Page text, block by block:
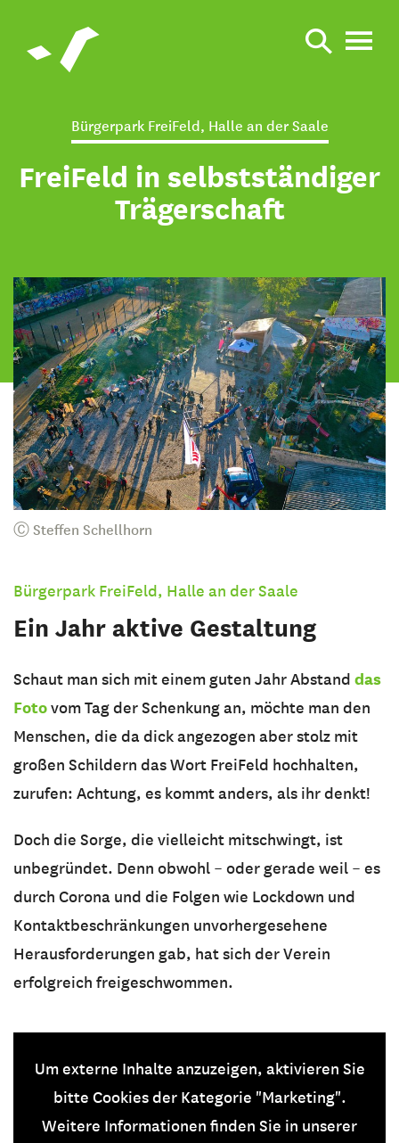
Bürgerpark FreiFeld, Halle an der Saale
FreiFeld in selbstständiger
Trägerschaft
Ⓒ Steffen Schellhorn
Bürgerpark FreiFeld, Halle an der Saale
Ein Jahr aktive Gestaltung
Schaut man sich mit einem guten Jahr Abstand das
Fotovom Tag der Schenkung an, möchte man den
Menschen, die da dick angezogen aber stolz mit
großen Schildern das Wort FreiFeld hochhalten,
zurufen: Achtung, es kommt anders, als ihr denkt!
Doch die Sorge, die vielleicht mitschwingt, ist
unbegründet. Denn obwohl – oder gerade weil – es
durch Corona und die Folgen wie Lockdown und
Kontaktbeschränkungen unvorhergesehene
Herausforderungen gab, hat sich der Verein
erfolgreich freigeschwommen.
Um externe Inhalte anzuzeigen, aktivieren Sie
bitte Cookies der Kategorie "Marketing".
Weitere Informationen finden Sie in unserer